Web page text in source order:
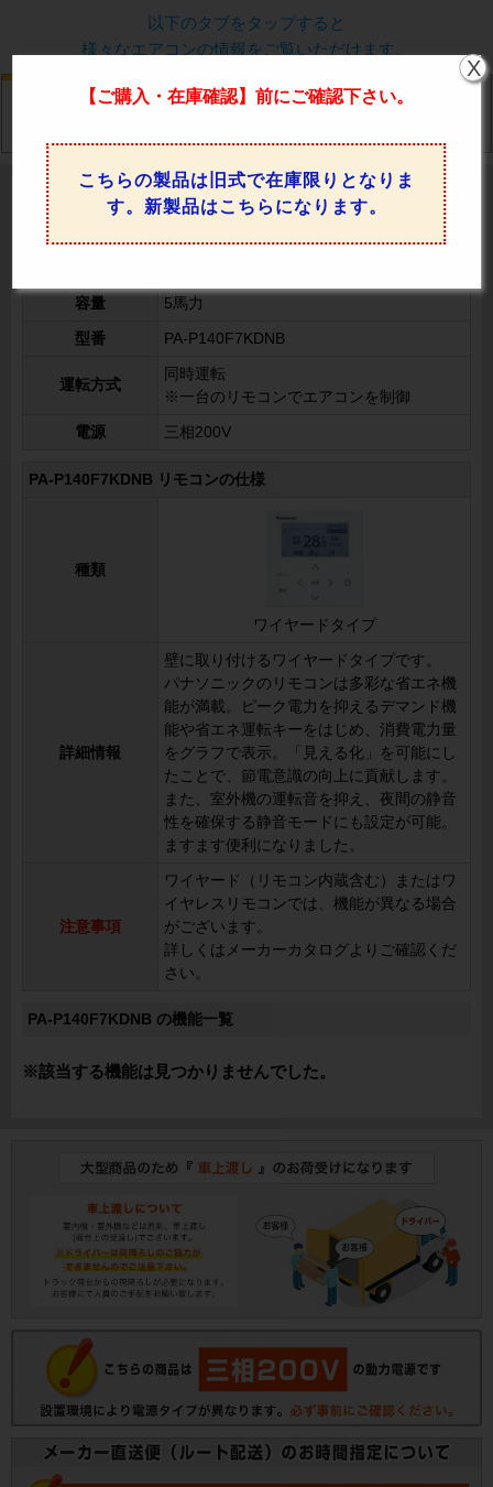
以下のタブをタップすると
様々なエアコンの情報をご覧いただけます。
PA-P140F7KDNB パナソニック 業務用エアコンの
仕様・スペック
容量 5馬力
型番 PA-P140F7KDNB
運転方式
同時運転
※一台のリモコンでエアコンを制御
電源 三相200V
PA-P140F7KDNB リモコンの仕様
種類
ワイヤードタイプ
詳細情報
壁に取り付けるワイヤードタイプです。
パナソニックのリモコンは多彩な省エネ機
能が満載。ピーク電力を抑えるデマンド機
能や省エネ運転キーをはじめ、消費電力量
をグラフで表示。「見える化」を可能にし
たことで、節電意識の向上に貢献します。
また、室外機の運転音を抑え、夜間の静音
性を確保する静音モードにも設定が可能。
ますます便利になりました。
注意事項
ワイヤード（リモコン内蔵含む）またはワ
イヤレスリモコンでは、機能が異なる場合
がございます。
詳しくはメーカーカタログよりご確認くだ
さい。
PA-P140F7KDNB の機能一覧
※該当する機能は見つかりませんでした。
【ご購入・在庫確認】前にご確認下さい。
こちらの製品は旧式で在庫限りとなりま
す。新製品はこちらになります。
X